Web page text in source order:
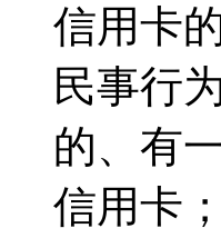
信用卡
民事行
的、有
信用卡